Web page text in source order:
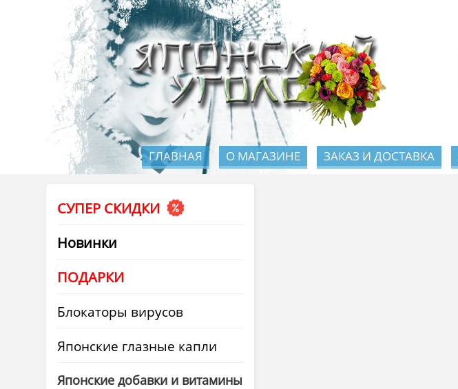
ГЛАВНАЯ О МАГАЗИНЕ ЗАКАЗ И ДОСТАВКА
СУПЕР СКИДКИ
Новинки
ПОДАРКИ
Блокаторы вирусов
Японские глазные капли
Японские добавки и витамины